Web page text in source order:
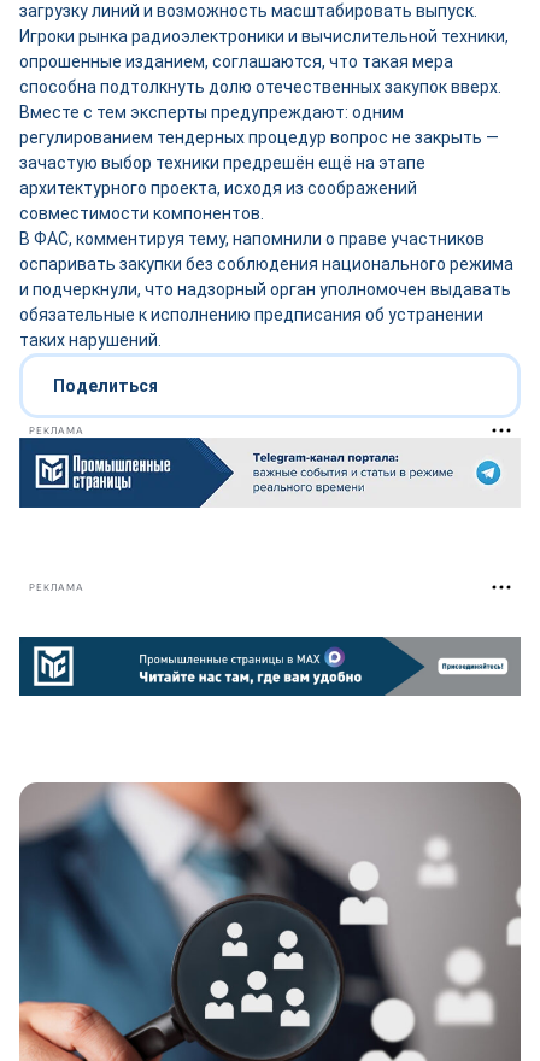
загрузку линий и возможность масштабировать выпуск.
Игроки рынка радиоэлектроники и вычислительной техники,
опрошенные изданием, соглашаются, что такая мера
способна подтолкнуть долю отечественных закупок вверх.
Вместе с тем эксперты предупреждают: одним
регулированием тендерных процедур вопрос не закрыть —
зачастую выбор техники предрешён ещё на этапе
архитектурного проекта, исходя из соображений
совместимости компонентов.
В ФАС, комментируя тему, напомнили о праве участников
оспаривать закупки без соблюдения национального режима
и подчеркнули, что надзорный орган уполномочен выдавать
обязательные к исполнению предписания об устранении
таких нарушений.
Поделиться
РЕКЛАМА
РЕКЛАМА